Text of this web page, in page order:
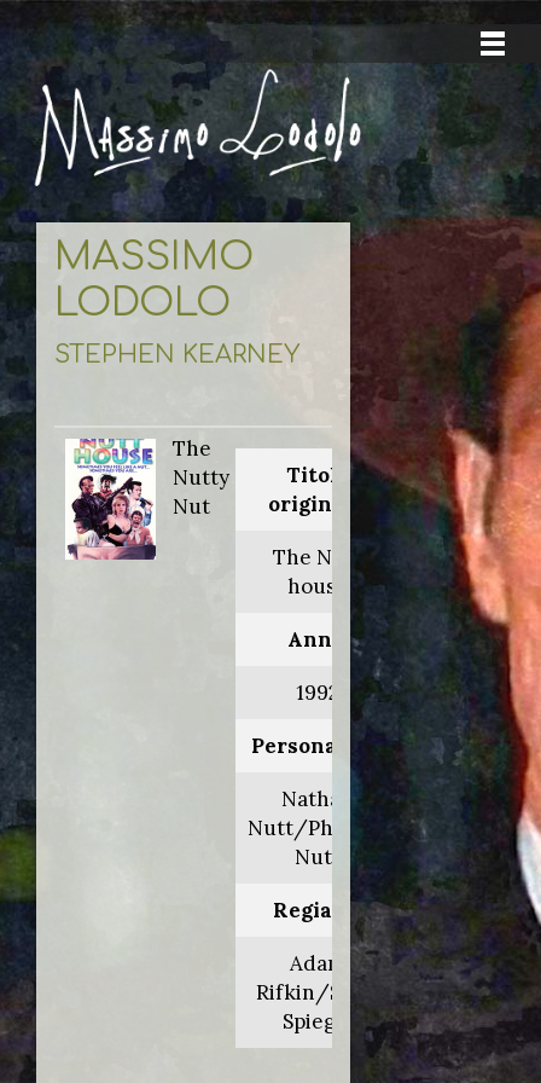
MASSIMO
LODOLO
STEPHEN KEARNEY
The
Nutty
Nut
Titolo
originale:
The Nutt
house
Anno:
1992
Personaggio:
Nathan
Nutt/Philbert
Nutt
Regia di:
Adam
Rifkin/Scott
Spiegel